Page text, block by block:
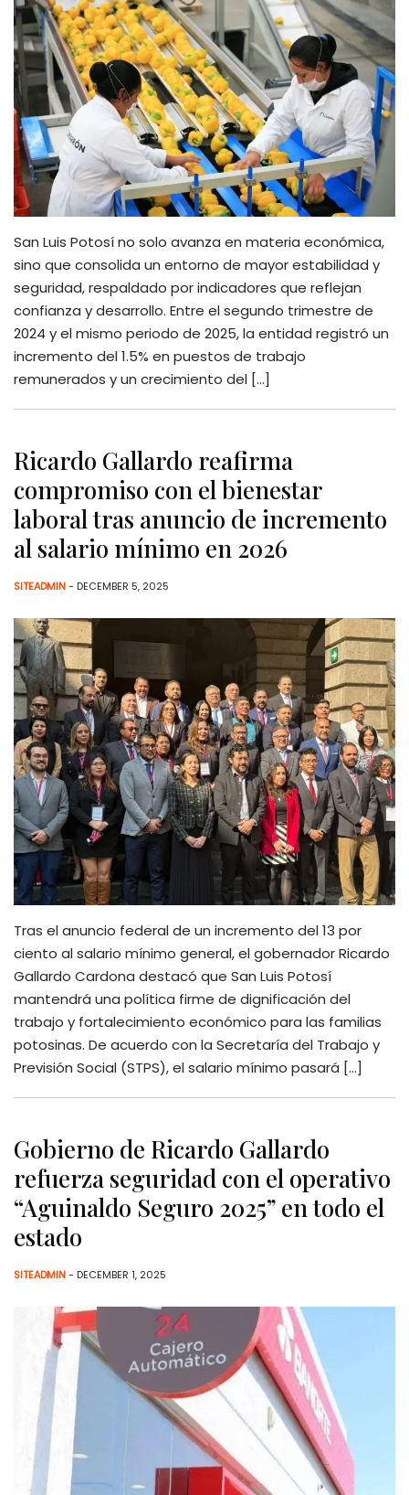
San Luis Potosí no solo avanza en materia económica,
sino que consolida un entorno de mayor estabilidad y
seguridad, respaldado por indicadores que reflejan
confianza y desarrollo. Entre el segundo trimestre de
2024 y el mismo periodo de 2025, la entidad registró un
incremento del 1.5% en puestos de trabajo
remunerados y un crecimiento del […]
Ricardo Gallardo reafirma
compromiso con el bienestar
laboral tras anuncio de incremento
al salario mínimo en 2026
SITEADMIN- DECEMBER 5, 2025
Tras el anuncio federal de un incremento del 13 por
ciento al salario mínimo general, el gobernador Ricardo
Gallardo Cardona destacó que San Luis Potosí
mantendrá una política firme de dignificación del
trabajo y fortalecimiento económico para las familias
potosinas. De acuerdo con la Secretaría del Trabajo y
Previsión Social (STPS), el salario mínimo pasará […]
Gobierno de Ricardo Gallardo
refuerza seguridad con el operativo
“Aguinaldo Seguro 2025” en todo el
estado
SITEADMIN- DECEMBER 1, 2025